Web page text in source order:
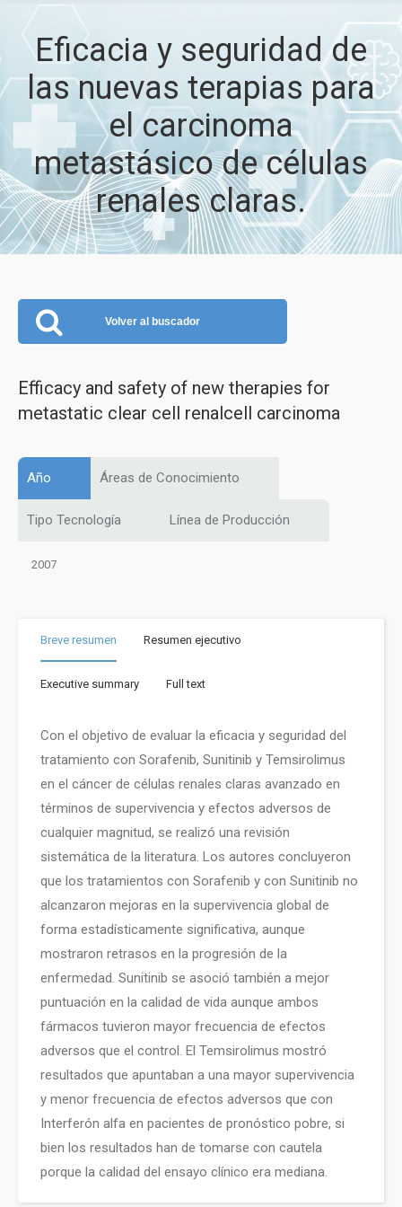
Eficacia y seguridad de
las nuevas terapias para
el carcinoma
metastásico de células
renales claras.
Volver al buscador
Efficacy and safety of new therapies for
metastatic clear cell renalcell carcinoma
Año Áreas de Conocimiento
Tipo Tecnología Línea de Producción
2007
Breve resumen Resumen ejecutivo
Executive summary Full text
Con el objetivo de evaluar la eficacia y seguridad del
tratamiento con Sorafenib, Sunitinib y Temsirolimus
en el cáncer de células renales claras avanzado en
términos de supervivencia y efectos adversos de
cualquier magnitud, se realizó una revisión
sistemática de la literatura. Los autores concluyeron
que los tratamientos con Sorafenib y con Sunitinib no
alcanzaron mejoras en la supervivencia global de
forma estadísticamente significativa, aunque
mostraron retrasos en la progresión de la
enfermedad. Sunitinib se asoció también a mejor
puntuación en la calidad de vida aunque ambos
fármacos tuvieron mayor frecuencia de efectos
adversos que el control. El Temsirolimus mostró
resultados que apuntaban a una mayor supervivencia
y menor frecuencia de efectos adversos que con
Interferón alfa en pacientes de pronóstico pobre, si
bien los resultados han de tomarse con cautela
porque la calidad del ensayo clínico era mediana.